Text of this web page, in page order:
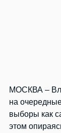
МОСКВА –
на
выборы как
этом